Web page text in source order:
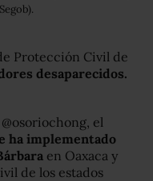
Protección Civil de
desaparecidos.
el
ha implementado
en Oaxaca y
de los estados